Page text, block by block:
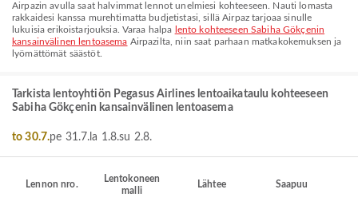
Airpazin avulla saat halvimmat lennot unelmiesi kohteeseen. Nauti lomasta
rakkaidesi kanssa murehtimatta budjetistasi, sillä Airpaz tarjoaa sinulle
lukuisia erikoistarjouksia. Varaa halpa lento kohteeseen Sabiha Gökçenin
kansainvälinen lentoasema Airpazilta, niin saat parhaan matkakokemuksen ja
lyömättömät säästöt.
Tarkista lentoyhtiön Pegasus Airlines lentoaikataulu kohteeseen
Sabiha Gökçenin kansainvälinen lentoasema
to 30.7.pe 31.7. la 1.8.su 2.8.
Lennon nro.
Lentokoneen
malli
Lähtee Saapuu